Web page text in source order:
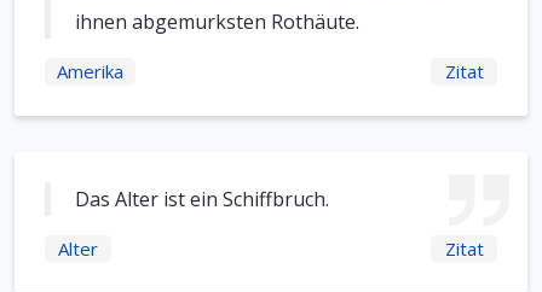
ihnen abgemurksten Rothäute.
Amerika Zitat
Das Alter ist ein Schiffbruch.
Alter Zitat